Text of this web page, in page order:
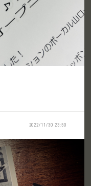
2022/11/30 23:50